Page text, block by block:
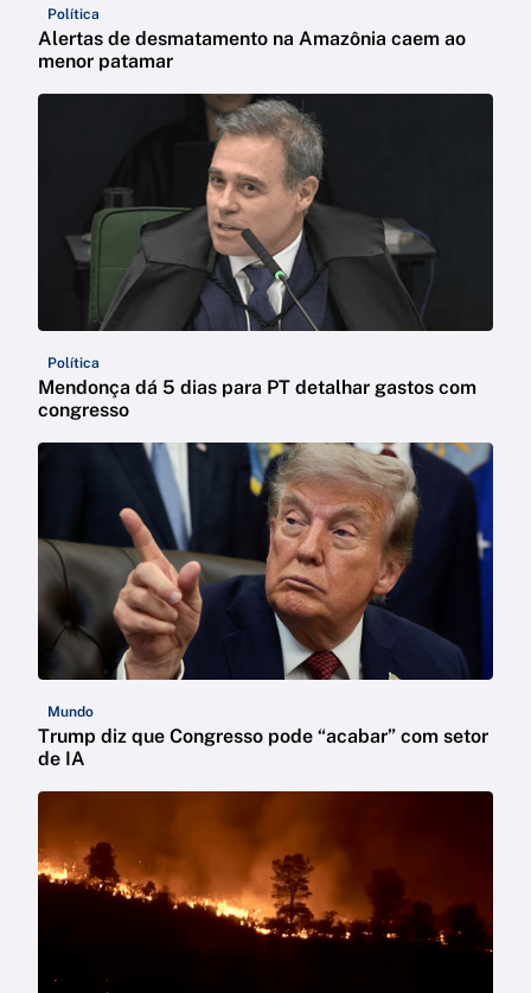
Política
Alertas de desmatamento na Amazônia caem ao
menor patamar
Política
Mendonça dá 5 dias para PT detalhar gastos com
congresso
Mundo
Trump diz que Congresso pode “acabar” com setor
de IA